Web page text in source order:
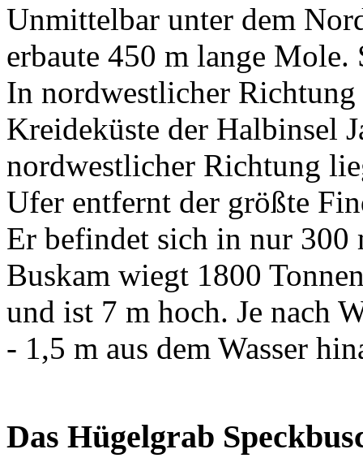
Unmittelbar unter dem
erbaute 450 m lange
In nordwestlicher
Kreideküste der Halbinsel
nordwestlicher Richtung
Ufer entfernt der größte
Er befindet sich in nur 300
Buskam wiegt 1800
und ist 7 m hoch. Je nach
- 1,5 m aus dem Wasser
Das Hügelgrab